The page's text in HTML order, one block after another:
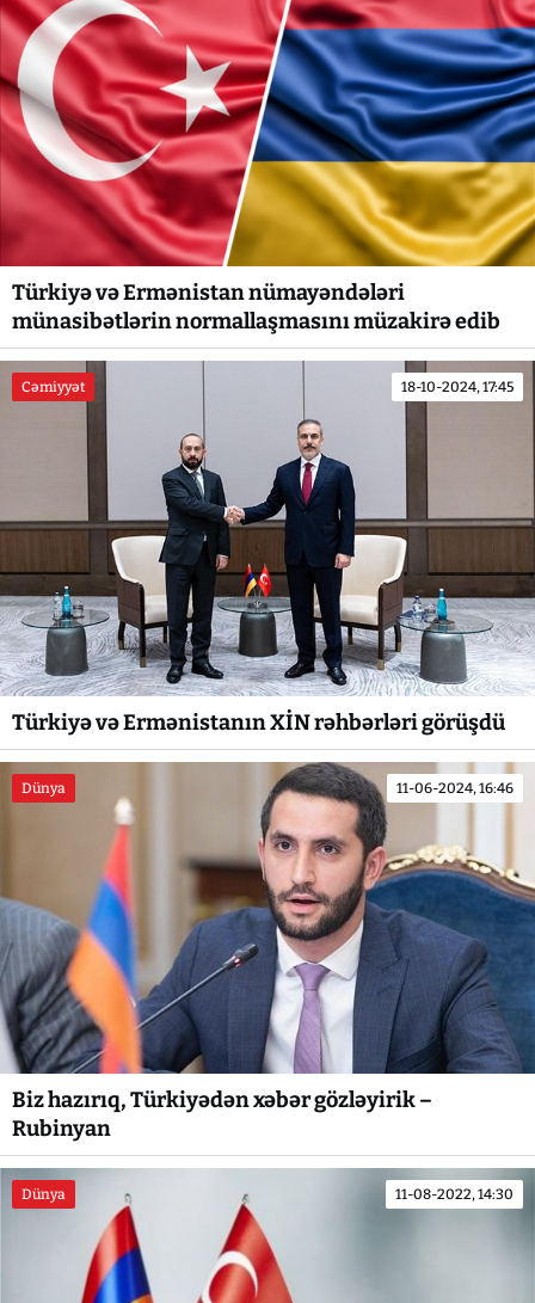
Türkiyə və Ermənistan nümayəndələri
münasibətlərin normallaşmasını müzakirə edib
Cəmiyyət 18-10-2024, 17:45
Türkiyə və Ermənistanın XİN rəhbərləri görüşdü
Dünya 11-06-2024, 16:46
Biz hazırıq, Türkiyədən xəbər gözləyirik –
Rubinyan
Dünya 11-08-2022, 14:30